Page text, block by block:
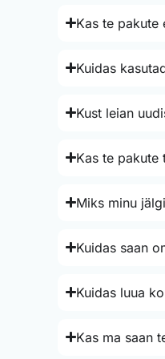
Kas te pakute
Kuidas
Kust leian
Kas te pakute
Miks minu
Kuidas saan
Kuidas luua
Kas ma saan